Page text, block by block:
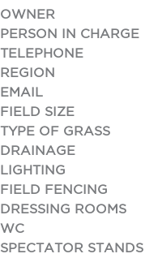
OWNER
PERSON IN CHARGE
TELEPHONE
REGION
EMAIL
FIELD SIZE
TYPE OF GRASS
DRAINAGE
LIGHTING
FIELD FENCING
DRESSING ROOMS
WC
SPECTATOR STANDS